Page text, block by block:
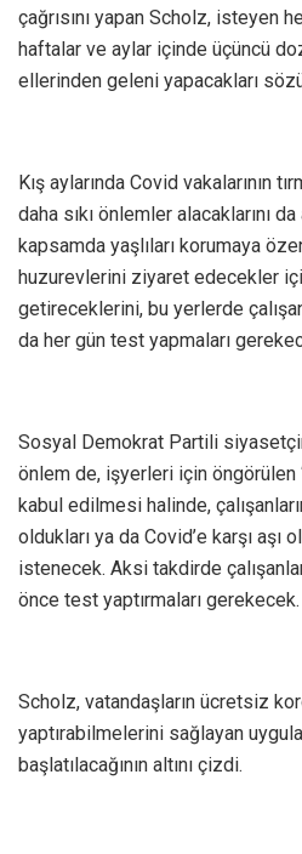
çağrısını yapan Scholz, isteyen
haftalar ve aylar içinde üçüncü
ellerinden geleni yapacakları
Kış aylarında Covid vakalarının
daha sıkı önlemler alacaklarını
kapsamda yaşlıları korumaya
huzurevlerini ziyaret edecekler
getireceklerini, bu yerlerde
da her gün test yapmaları
Sosyal Demokrat Partili
önlem de, işyerleri için öngörülen
kabul edilmesi halinde,
oldukları ya da Covid’e karşı aşı
istenecek. Aksi takdirde
önce test yaptırmaları gerekecek.
Scholz, vatandaşların ücretsiz
yaptırabilmelerini sağlayan
başlatılacağının altını çizdi.